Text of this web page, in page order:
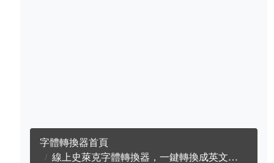
字體轉換器首頁
線上史萊克字體轉換器，一鍵轉換成英文史萊克字體